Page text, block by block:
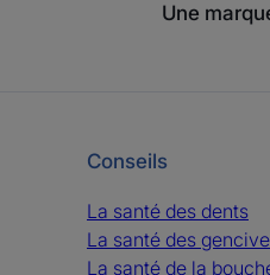
Une
Conseils
La santé des dents
La santé des
La santé de la